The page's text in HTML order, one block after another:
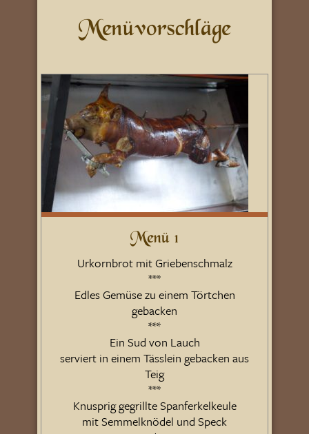
Menüvorschläge
Menü 1
Urkornbrot mit Griebenschmalz
***
Edles Gemüse zu einem Törtchen
gebacken
***
Ein Sud von Lauch
serviert in einem Tässlein gebacken aus
Teig
***
Knusprig gegrillte Spanferkelkeule
mit Semmelknödel und Speck